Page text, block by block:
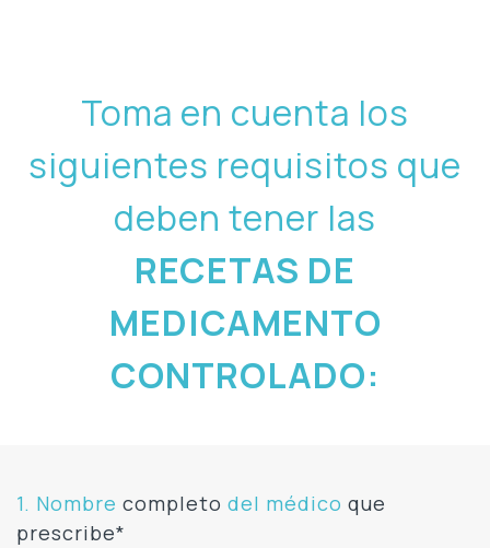
Toma en cuenta los
siguientes requisitos que
deben tener las
RECETAS DE
MEDICAMENTO
CONTROLADO:
1. Nombre completo del médico que
prescribe*